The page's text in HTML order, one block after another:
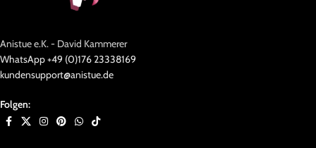
Anistue e.K. - David Kammerer
WhatsApp +49 (0)176 23338169
kundensupport@anistue.de
Folgen: